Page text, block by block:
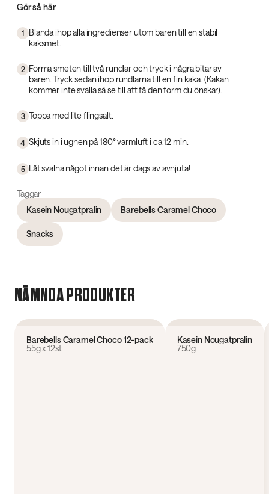
Gör så här
1
Blanda ihop alla ingredienser utom baren till en stabil
kaksmet.
2 Forma smeten till två rundlar och tryck i några bitar av
baren. Tryck sedan ihop rundlarna till en fin kaka. (Kakan
kommer inte svälla så se till att få den form du önskar).
3 Toppa med lite flingsalt.
4 Skjuts in i ugnen på 180° varmluft i ca 12 min.
5 Låt svalna något innan det är dags av avnjuta!
Taggar
Kasein Nougatpralin
Barebells Caramel Choco
Snacks
NÄMNDA PRODUKTER
Barebells Caramel Choco 12-pack
55g x 12st
Kasein Nougatpralin
750g